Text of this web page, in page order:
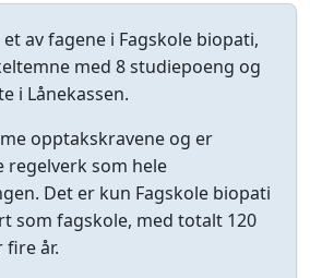
av fagene i Fagskole biopati,
med 8 studiepoeng og
i Lånekassen.
opptakskravene og er
regelverk som hele
Det er kun Fagskole biopati
som fagskole, med totalt 120
fire år.